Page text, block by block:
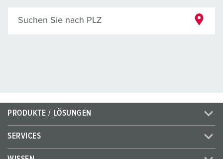
Suchen Sie nach PLZ
PRODUKTE / LÖSUNGEN
SERVICES